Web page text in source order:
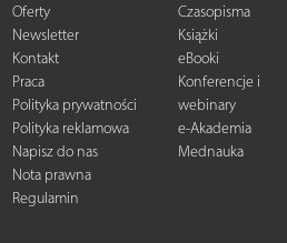
Oferty
Newsletter
Kontakt
Praca
Polityka prywatności
Polityka reklamowa
Napisz do nas
Nota prawna
Regulamin
Czasopisma
Książki
eBooki
Konferencje i
webinary
e-Akademia
Mednauka